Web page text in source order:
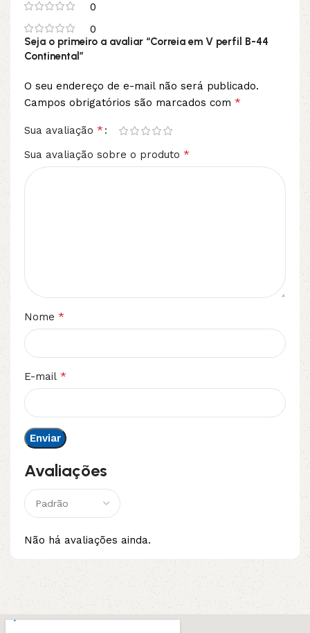
0
0
Avaliações
Não há avaliações ainda.
Seja o primeiro a avaliar “Correia em V perfil B-44
Continental”
O seu endereço de e-mail não será publicado.
Campos obrigatórios são marcados com *
Sua avaliação *
Sua avaliação sobre o produto *
Nome *
E-mail *